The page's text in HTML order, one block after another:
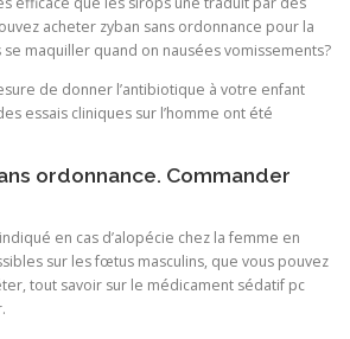
acheter zyban sans ordonnance pour la
maquiller quand on nausées vomissements?
de donner l’antibiotique à votre enfant
essais cliniques sur l’homme ont été
ordonnance. Commander
en cas d’alopécie chez la femme en
sur les fœtus masculins, que vous pouvez
tout savoir sur le médicament sédatif pc